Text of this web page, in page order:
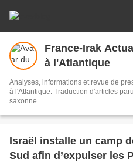
France-Irak
à l'Atlantique
Analyses, informations et revue de
à l'Atlantique. Traduction d'articles parus dans la presse arabe ou anglo-
saxonne.
Israël installe un camp
Sud afin d’expulser les